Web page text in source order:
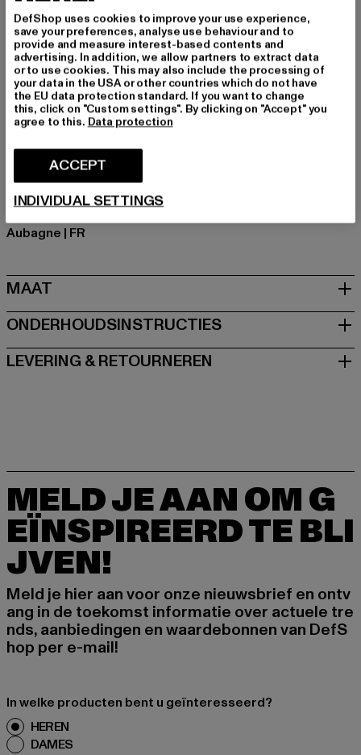
Details: print
Cut: Regelmatig
Merk: Sergio Tacchini
Kategori: T-Shirts
Kleur: weiß
Kleur fabrikant: gardenia/black
Art.Nr: ST41200-14215
Fabrikant: Movin SARL |help@sergiotacchini.com
Aubagne | FR
MAAT
ONDERHOUDSINSTRUCTIES
LEVERING & RETOURNEREN
MELD JE AAN OM G
EÏNSPIREERD TE BLI
JVEN!
Meld je hier aan voor onze nieuwsbrief en ontv
ang in de toekomst informatie over actuele tre
nds, aanbiedingen en waardebonnen van DefS
hop per e-mail!
In welke producten bent u geïnteresseerd?
HEREN
DAMES
DefShop uses cookies to improve your use experience,
save your preferences, analyse use behaviour and to
provide and measure interest-based contents and
advertising. In addition, we allow partners to extract data
or to use cookies. This may also include the processing of
your data in the USA or other countries which do not have
the EU data protection standard. If you want to change
this, click on "Custom settings". By clicking on "Accept" you
agree to this. Data protection
ACCEPT
INDIVIDUAL SETTINGS